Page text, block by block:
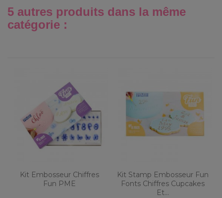
5 autres produits dans la même
catégorie :
Kit Embosseur Chiffres
Fun PME
Kit Stamp Embosseur Fun
Fonts Chiffres Cupcakes
Et...